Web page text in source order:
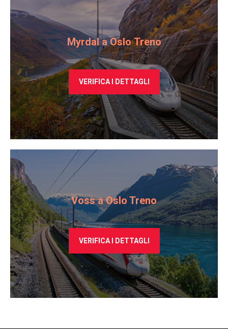
Myrdal a Oslo Treno
VERIFICA I DETTAGLI
Voss a Oslo Treno
VERIFICA I DETTAGLI